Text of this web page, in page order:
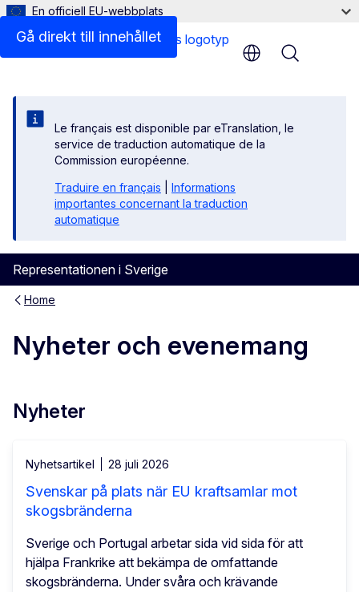
Gå direkt till innehållet
En officiell EU-webbplats
Le français est disponible par eTranslation, le
service de traduction automatique de la
Commission européenne.
Traduire en français
Informations
importantes concernant la traduction
automatique
Representationen i Sverige
Menu
Home
Nyheter och evenemang
Nyheter
Nyhetsartikel 28 juli 2026
Svenskar på plats när EU kraftsamlar mot
skogsbränderna
Sverige och Portugal arbetar sida vid sida för att
hjälpa Frankrike att bekämpa de omfattande
skogsbränderna. Under svåra och krävande